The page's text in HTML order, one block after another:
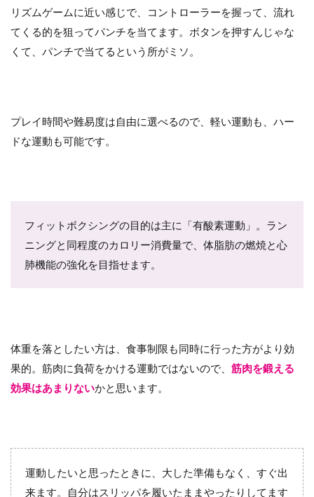
リズムゲームに近い感じで、コントローラーを握って、流れ
てくる的を狙ってパンチを当てます。ボタンを押すんじゃな
くて、パンチで当てるという所がミソ。
プレイ時間や難易度は自由に選べるので、軽い運動も、ハー
ドな運動も可能です。
フィットボクシングの目的は主に「有酸素運動」。ラン
ニングと同程度のカロリー消費量で、体脂肪の燃焼と心
肺機能の強化を目指せます。
体重を落としたい方は、食事制限も同時に行った方がより効
果的。筋肉に負荷をかける運動ではないので、 筋肉を鍛える
効果はあまりないかと思います。
運動したいと思ったときに、大した準備もなく、すぐ出
来ます。自分はスリッパを履いたままやったりしてます